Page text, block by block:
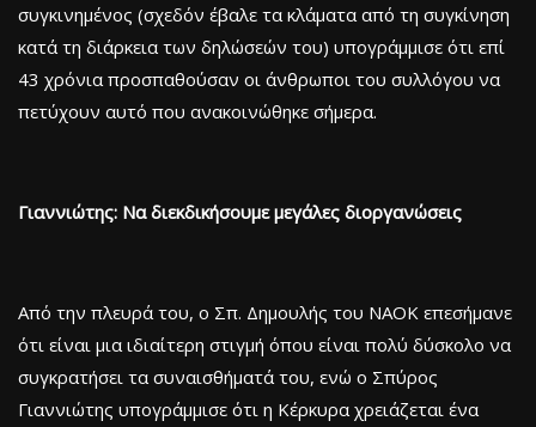
συγκινημένος (σχεδόν έβαλε τα κλάματα από τη συγκίνηση
κατά τη διάρκεια των δηλώσεών του) υπογράμμισε ότι επί
43 χρόνια προσπαθούσαν οι άνθρωποι του συλλόγου να
πετύχουν αυτό που ανακοινώθηκε σήμερα.
Γιαννιώτης: Να διεκδικήσουμε μεγάλες διοργανώσεις
Από την πλευρά του, ο Σπ. Δημουλής του ΝΑΟΚ επεσήμανε
ότι είναι μια ιδιαίτερη στιγμή όπου είναι πολύ δύσκολο να
συγκρατήσει τα συναισθήματά του, ενώ ο Σπύρος
Γιαννιώτης υπογράμμισε ότι η Κέρκυρα χρειάζεται ένα